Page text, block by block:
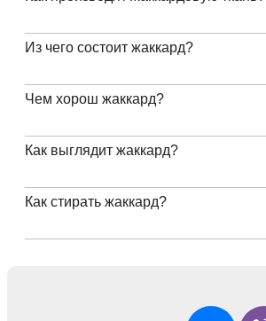
Из чего состоит жаккард?
Чем хорош жаккард?
Как выглядит жаккард?
Как стирать жаккард?